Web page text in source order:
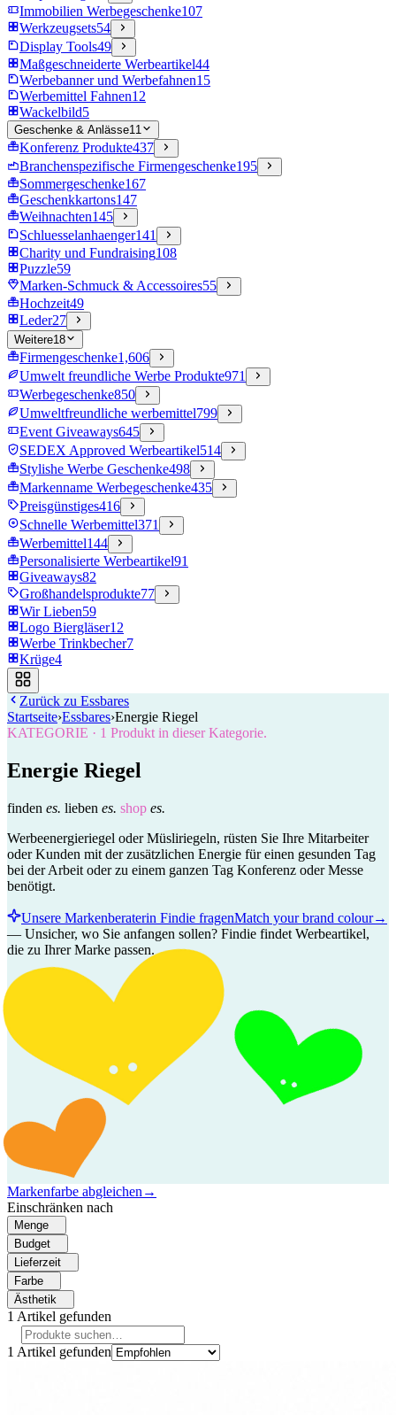
Immobilien Werbegeschenke107
Werkzeugsets54
Display Tools49
Maßgeschneiderte Werbeartikel44
Werbebanner und Werbefahnen15
Werbemittel Fahnen12
Wackelbild5
Geschenke & Anlässe11
Konferenz Produkte437
Branchenspezifische Firmengeschenke195
Sommergeschenke167
Geschenkkartons147
Weihnachten145
Schluesselanhaenger141
Charity und Fundraising108
Puzzle59
Marken-Schmuck & Accessoires55
Hochzeit49
Leder27
Weitere18
Firmengeschenke1,606
Umwelt freundliche Werbe Produkte971
Werbegeschenke850
Umweltfreundliche werbemittel799
Event Giveaways645
SEDEX Approved Werbeartikel514
Stylishe Werbe Geschenke498
Markenname Werbegeschenke435
Preisgünstiges416
Schnelle Werbemittel371
Werbemittel144
Personalisierte Werbeartikel91
Giveaways82
Großhandelsprodukte77
Wir Lieben59
Logo Biergläser12
Werbe Trinkbecher7
Krüge4
Zurück zu Essbares
Startseite›Essbares›Energie Riegel
KATEGORIE · 1 Produkt in dieser Kategorie.
Energie Riegel
finden es. lieben es. shop es.
Werbeenergieriegel oder Müsliriegeln, rüsten Sie Ihre Mitarbeiter
oder Kunden mit der zusätzlichen Energie für einen gesunden Tag
bei der Arbeit oder zu einem ganzen Tag Konferenz oder Messe
benötigt.
Unsere Markenberaterin Findie fragenMatch your brand colour→
— Unsicher, wo Sie anfangen sollen? Findie findet Werbeartikel,
die zu Ihrer Marke passen.
Markenfarbe abgleichen →
Einschränken nach
Menge
Budget
Lieferzeit
Farbe
Ästhetik
1 Artikel gefunden
1 Artikel gefunden